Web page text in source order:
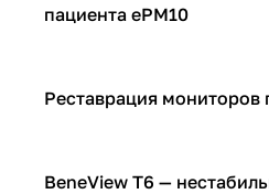
пациента ePM10
Мониторы пациента
Реставрация мониторов
Мониторы пациента
BeneView T6 —